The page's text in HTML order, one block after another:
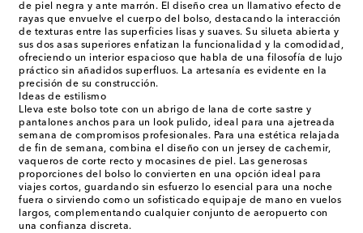
de piel negra y ante marrón. El diseño crea un llamativo efecto de
rayas que envuelve el cuerpo del bolso, destacando la interacción
de texturas entre las superficies lisas y suaves. Su silueta abierta y
sus dos asas superiores enfatizan la funcionalidad y la comodidad,
ofreciendo un interior espacioso que habla de una filosofía de lujo
práctico sin añadidos superfluos. La artesanía es evidente en la
precisión de su construcción.
Ideas de estilismo
Lleva este bolso tote con un abrigo de lana de corte sastre y
pantalones anchos para un look pulido, ideal para una ajetreada
semana de compromisos profesionales. Para una estética relajada
de fin de semana, combina el diseño con un jersey de cachemir,
vaqueros de corte recto y mocasines de piel. Las generosas
proporciones del bolso lo convierten en una opción ideal para
viajes cortos, guardando sin esfuerzo lo esencial para una noche
fuera o sirviendo como un sofisticado equipaje de mano en vuelos
largos, complementando cualquier conjunto de aeropuerto con
una confianza discreta.